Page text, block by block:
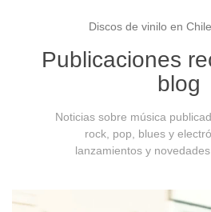
Discos de vinilo en
Publicaciones
blog
Noticias sobre música
rock, pop, blues y
lanzamientos y